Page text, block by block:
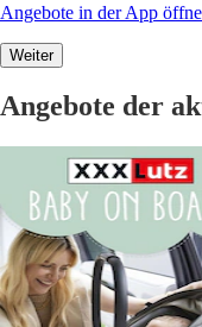
Angebote in der App
Weiter
Angebote der